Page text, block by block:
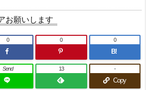
お願いします
0 0
B!
0
Send 13
Copy
-